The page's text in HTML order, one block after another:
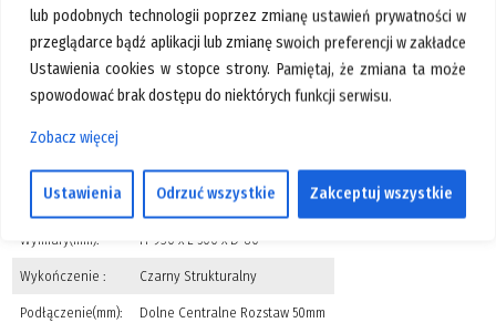
lub podobnych technologii poprzez zmianę ustawień prywatności w
przeglądarce bądź aplikacji lub zmianę swoich preferencji w zakładce
Ustawienia cookies w stopce strony. Pamiętaj, że zmiana ta może
spowodować brak dostępu do niektórych funkcji serwisu.
Zobacz więcej
Ustawienia Odrzuć wszystkie Zakceptuj wszystkie
PROMOCJA
Radox Minimal 930×500
Producent: Radox Design
Model: Minimal 930 / 50 – 7.elementów
Wymiary(mm): H-930 x L-500 x D-80
Wykończenie : Czarny Strukturalny
Podłączenie(mm): Dolne Centralne Rozstaw 50mm